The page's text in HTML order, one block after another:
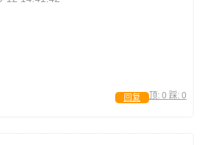
顶: 0 踩: 0
回复